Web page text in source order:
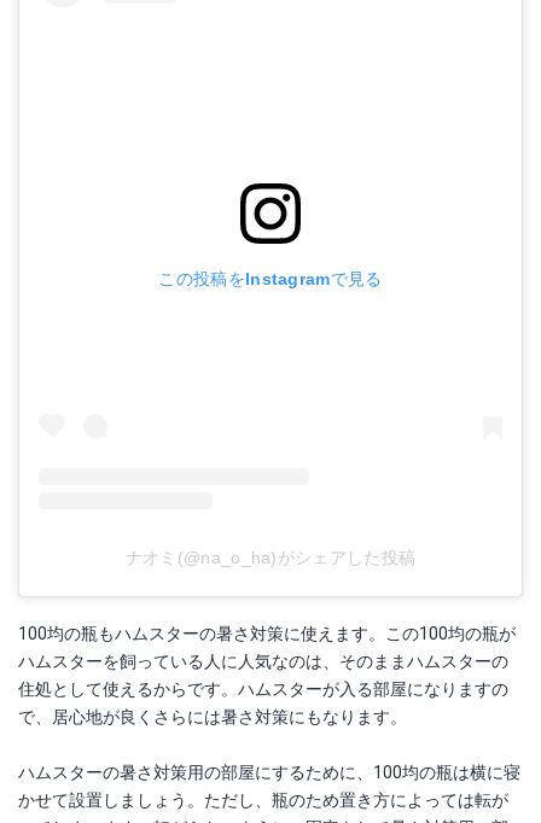
この投稿をInstagramで見る
ナオミ(@na_o_ha)がシェアした投稿
100均の瓶もハムスターの暑さ対策に使えます。この100均の瓶が
ハムスターを飼っている人に人気なのは、そのままハムスターの
住処として使えるからです。ハムスターが入る部屋になりますの
で、居心地が良くさらには暑さ対策にもなります。
ハムスターの暑さ対策用の部屋にするために、100均の瓶は横に寝
かせて設置しましょう。ただし、瓶のため置き方によっては転が